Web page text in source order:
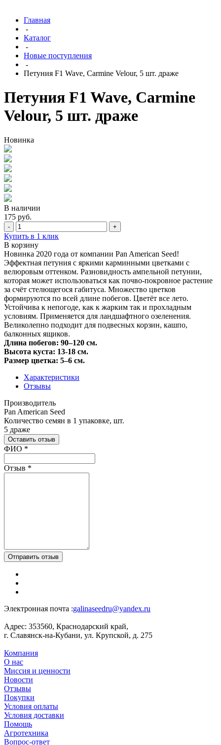
Главная
-
Каталог
-
Новые поступления
-
Петуния F1 Wave, Carmine Velour, 5 шт. драже
Петуния F1 Wave, Carmine
Velour, 5 шт. драже
Новинка
В наличии
175 руб.
- +
Купить в 1 клик
В корзину
Новинка 2020 года от компании Pan American Seed!
Эффектная петуния с яркими карминными цветками с
велюровым оттенком. Разновидность ампельной петунии,
которая может использоваться как почво-покровное растение
за счёт стелющегося габитуса. Множество цветков
формируются по всей длине побегов. Цветёт все лето.
Устойчива к непогоде, как к жарким так и прохладным
условиям. Применяется для ландшафтного озеленения.
Великолепно подходит для подвесных корзин, кашпо,
балконных ящиков.
Длина побегов: 90–120 см.
Высота куста: 13-18 см.
Размер цветка: 5–6 см.
Характеристики
Отзывы
Производитель
Pan American Seed
Количество семян в 1 упаковке, шт.
5 драже
Оставить отзыв
Ваш отзыв был отправлен!
ФИО *
Отзыв *
Отправить отзыв
Электронная почта :galinaseedru@yandex.ru
Адрес: 353560, Краснодарский край,
г. Славянск-на-Кубани, ул. Крупской, д. 275
Компания
О нас
Миссия и ценности
Новости
Отзывы
Покупки
Условия оплаты
Условия доставки
Помощь
Агротехника
Вопрос-ответ